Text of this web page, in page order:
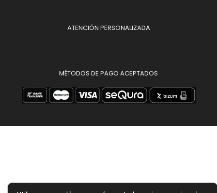
ATENCIÓN PERSONALIZADA
MÉTODOS DE PAGO ACEPTADOS